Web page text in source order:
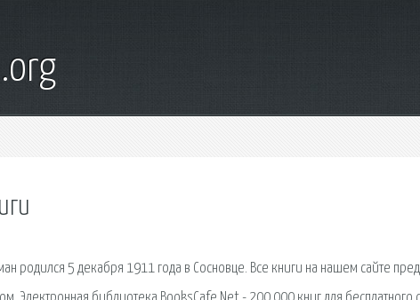
родился 5 декабря 1911 года в Сосновце. Все книги на нашем сайте